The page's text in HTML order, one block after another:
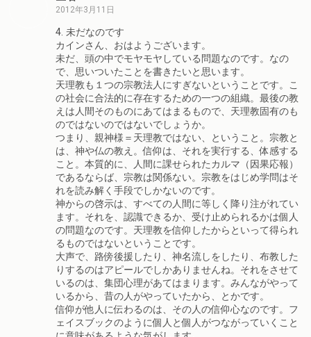
2012年3月11日
4. 未だなのです
カインさん、おはようございます。
未だ、頭の中でモヤモヤしている問題なのです。なの
で、思いついたことを書きたいと思います。
天理教も１つの宗教法人にすぎないということです。こ
の社会に合法的に存在するための一つの組織。最後の教
えは人間そのものにあてはまるもので、天理教固有のも
のではないのではないでしょうか。
つまり、親神様＝天理教ではない、ということ。宗教と
は、神や仏の教え。信仰は、それを実行する、体感する
こと。本質的に、人間に課せられたカルマ（因果応報）
であるならば、宗教は関係ない。宗教をはじめ学問はそ
れを読み解く手段でしかないのです。
神からの啓示は、すべての人間に等しく降り注がれてい
ます。それを、認識できるか、受け止められるかは個人
の問題なのです。天理教を信仰したからといって得られ
るものではないということです。
大声で、路傍後援したり、神名流しをしたり、布教した
りするのはアピールでしかありませんね。それをさせて
いるのは、集団心理があてはまります。みんながやって
いるから、昔の人がやっていたから、とかです。
信仰が他人に伝わるのは、その人の信仰心なのです。フ
ェイスブックのように個人と個人がつながっていくこと